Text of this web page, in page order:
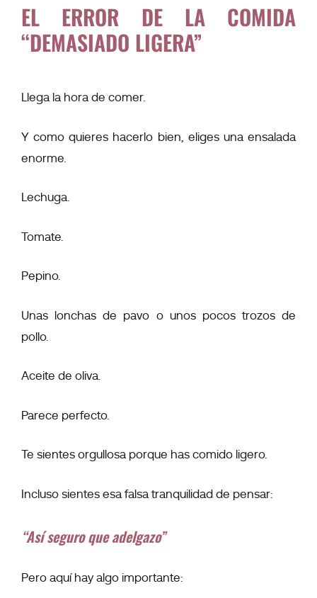
EL ERROR DE LA COMIDA
“DEMASIADO LIGERA”
Llega la hora de comer.
Y como quieres hacerlo bien, eliges una ensalada
enorme.
Lechuga.
Tomate.
Pepino.
Unas lonchas de pavo o unos pocos trozos de
pollo.
Aceite de oliva.
Parece perfecto.
Te sientes orgullosa porque has comido ligero.
Incluso sientes esa falsa tranquilidad de pensar:
“Así seguro que adelgazo”
Pero aquí hay algo importante: